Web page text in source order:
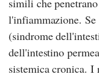
simili che
l'infiammazione. Se
(sindrome
dell'intestino
sistemica cronica. I